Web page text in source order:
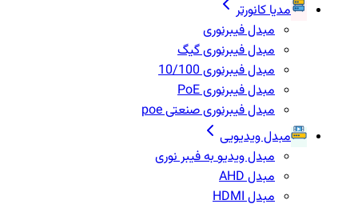
مدیا کانورتر
مبدل فیبرنوری
مبدل فیبرنوری گیگ
مبدل فیبرنوری 10/100
مبدل فیبرنوری PoE
مبدل فیبرنوری صنعتی poe
مبدل ویدیویی
مبدل ویدیو به فیبر نوری
مبدل AHD
مبدل HDMI